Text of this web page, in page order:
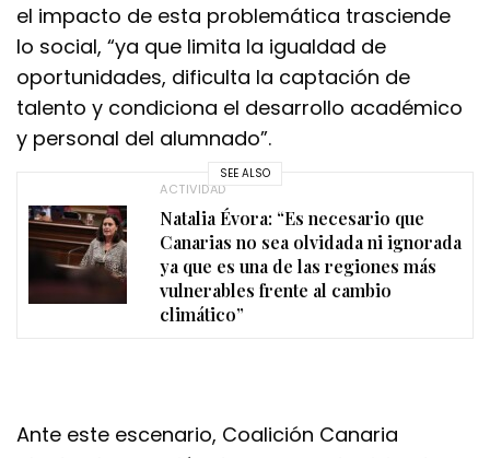
el impacto de esta problemática trasciende
lo social, “ya que limita la igualdad de
oportunidades, dificulta la captación de
talento y condiciona el desarrollo académico
y personal del alumnado”.
SEE ALSO
ACTIVIDAD
Natalia Évora: “Es necesario que
Canarias no sea olvidada ni ignorada
ya que es una de las regiones más
vulnerables frente al cambio
climático”
Ante este escenario, Coalición Canaria